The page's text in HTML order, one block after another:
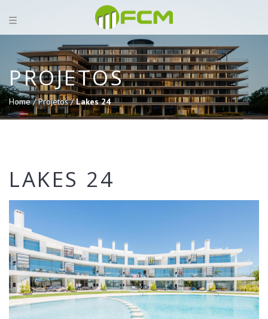
PROJETOS
Home /Projetos /Lakes 24
LAKES 24